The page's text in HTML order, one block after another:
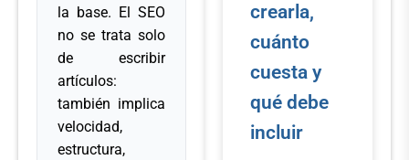
la base. El SEO
no se trata solo
de escribir
artículos:
también implica
velocidad,
estructura,
crearla,
cuánto
cuesta y
qué debe
incluir